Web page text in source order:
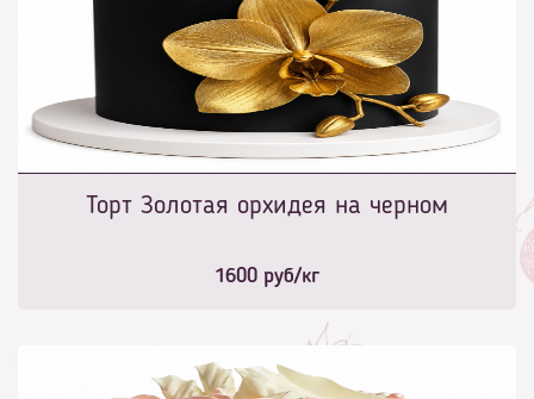
Торт Золотая орхидея на черном
1600 руб/кг